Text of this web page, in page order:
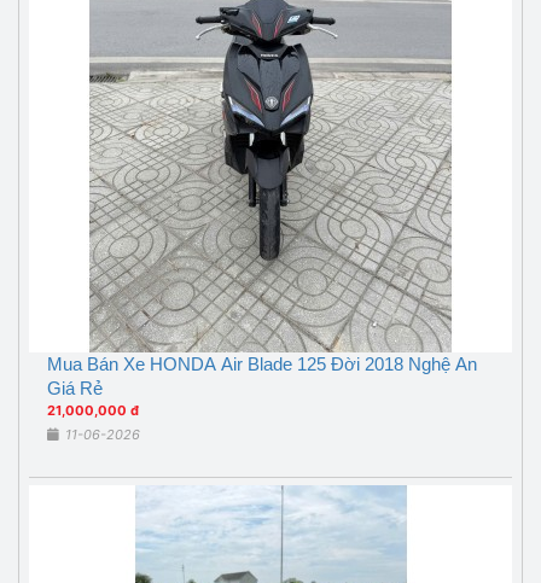
Mua Bán Xe HONDA Air Blade 125 Đời 2018 Nghệ An
Giá Rẻ
21,000,000 đ
11-06-2026